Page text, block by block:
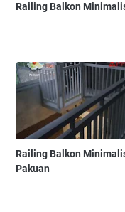
Railing Balkon
Railing Balkon
Pakuan